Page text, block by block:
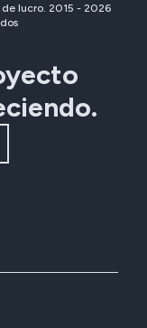
de lucro. 2015 - 2026